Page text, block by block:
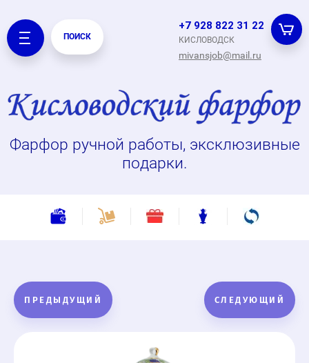
ПОИСК
Фарфор ручной работы, эксклюзивные
подарки.
+7 928 822 31 22
КИСЛОВОДСК
mivansjob@mail.ru
ПРЕДЫДУЩИЙ СЛЕДУЮЩИЙ